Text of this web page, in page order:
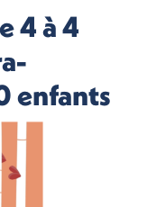
4 à 4
enfants